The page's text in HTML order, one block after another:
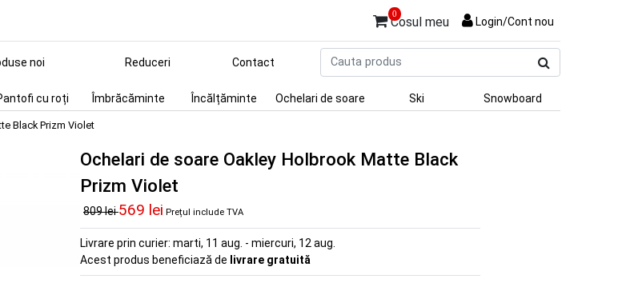
0
Cosul meu Login/Cont nou
produs
noi Reduceri Contact
cu roți Îmbrăcăminte Încălțăminte Ochelari de soare Ski Snowboard
Black Prizm Violet
Ochelari de soare Oakley Holbrook Matte Black
Prizm Violet
809 lei569 lei Prețul include TVA
Livrare prin curier: marti, 11 aug. - miercuri, 12 aug.
Acest produs beneficiază de livrare gratuită